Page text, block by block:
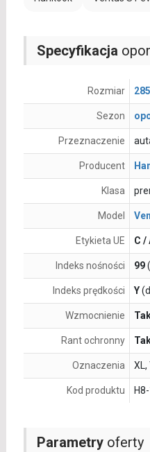
Parametryoferty
Specyfikacja
Rozmiar
Sezon
Przeznaczenie
Producent
Klasa
Model
Etykieta UE C /
Indeks nośności 99
Indeks prędkości Y
Wzmocnienie
Rant ochronny
Oznaczenia XL,
Kod produktu